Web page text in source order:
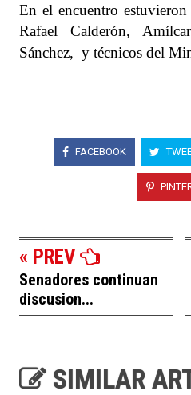
En el encuentro estuvieron
Rafael Calderón,
Sánchez, y técnicos del
FACEBOOK
« PREV
Senadores continuan
discusion...
SIMILAR